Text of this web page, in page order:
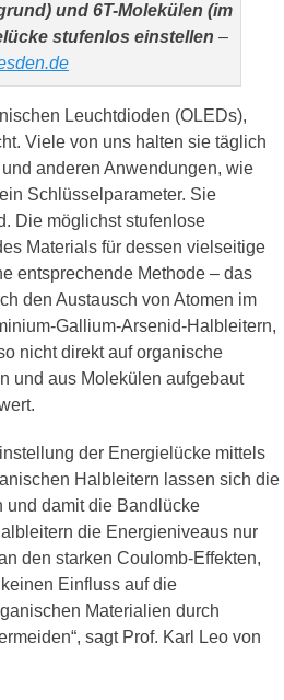
und 6T-Molekülen (im
stufenlos einstellen –
Leuchtdioden (OLEDs),
Viele von uns halten sie täglich
anderen Anwendungen, wie
Schlüsselparameter. Sie
Die möglichst stufenlose
Materials für dessen vielseitige
entsprechende Methode – das
den Austausch von Atomen im
Gallium-Arsenid-Halbleitern,
nicht direkt auf organische
und aus Molekülen aufgebaut
der Energielücke mittels
Halbleitern lassen sich die
und damit die Bandlücke
die Energieniveaus nur
den starken Coulomb-Effekten,
Einfluss auf die
Materialien durch
sagt Prof. Karl Leo von